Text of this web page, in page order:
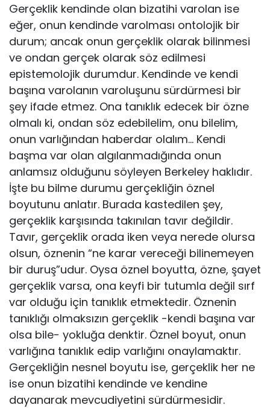
Gerçeklik kendinde olan bizatihi varolan ise
eğer, onun kendinde varol­ması ontolojik bir
durum; ancak onun gerçeklik olarak bilinmesi
ve ondan gerçek olarak söz edilmesi
epistemolojik durumdur. Kendinde ve kendi
başına varolanın varoluşunu sürdürmesi bir
şey ifade etmez. Ona tanıklık edecek bir özne
olmalı ki, ondan söz edebilelim, onu bilelim,
onun varlı­ğından haberdar olalım… Kendi
başma var olan algılanmadığında onun
anlamsız olduğunu söyleyen Berkeley haklıdır.
İşte bu bilme durumu ger­çekliğin öznel
boyutunu anlatır. Burada kastedilen şey,
gerçeklik karşısın­da takınılan tavır değildir.
Tavır, gerçeklik orada iken veya nerede olursa
olsun, öznenin “ne karar vereceği bilinemeyen
bir duruş”udur. Oysa öznel boyutta, özne, şayet
gerçeklik varsa, ona keyfi bir tutumla değil sırf
var olduğu için tanıklık etmektedir. Öznenin
tanıklığı olmaksızın gerçeklik -kendi başına var
olsa bile- yokluğa denktir. Öznel boyut, onun
varlığına tanıklık edip varlığını onaylamaktır.
Gerçekliğin nesnel boyutu ise, gerçek­lik her ne
ise onun bizatihi kendinde ve kendine
dayanarak mevcudiyetini sürdürmesidir.